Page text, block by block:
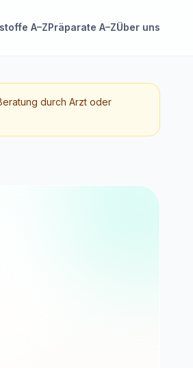
A–ZPräparate A–ZÜber uns
durch Arzt oder